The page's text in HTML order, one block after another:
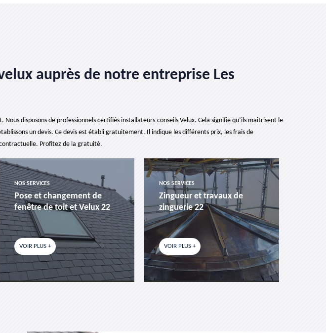
auprès de notre entreprise Les
disposons de professionnels certifiés installateurs-conseils Velux. Cela signifie qu’ils maîtrisent le
un devis. Ce devis est établi gratuitement. Il indique les différents prix, les frais de
Profitez de la gratuité.
NOS SERVICES
Pose et changement de
fenêtre de toit et Velux 22
VOIR PLUS +
NOS SERVICES
Zingueur et travaux de
zinguerie 22
VOIR PLUS +